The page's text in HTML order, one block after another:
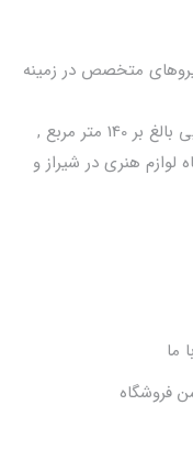
سال 1393 با داشتن نیروهای متخصص در زمینه
در سال 1401 با افتتاح شعبه مرکزی در فضایی بالغ بر 140 متر مربع ,
هنری در شیراز و
ما
فروشگاه